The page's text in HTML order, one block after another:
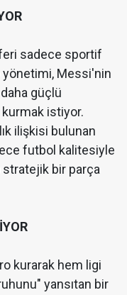
sadece sportif
yönetimi, Messi'nin
güçlü
istiyor.
ilişkisi bulunan
futbol kalitesiyle
stratejik bir parça
kurarak hem ligi
yansıtan bir